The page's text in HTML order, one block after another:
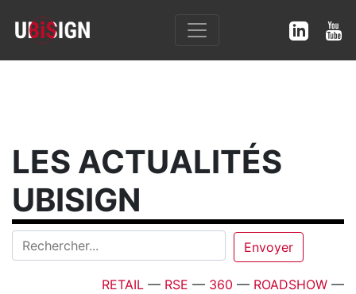
LES ACTUALITÉS
UBISIGN
RETAIL — RSE — 360 — ROADSHOW —